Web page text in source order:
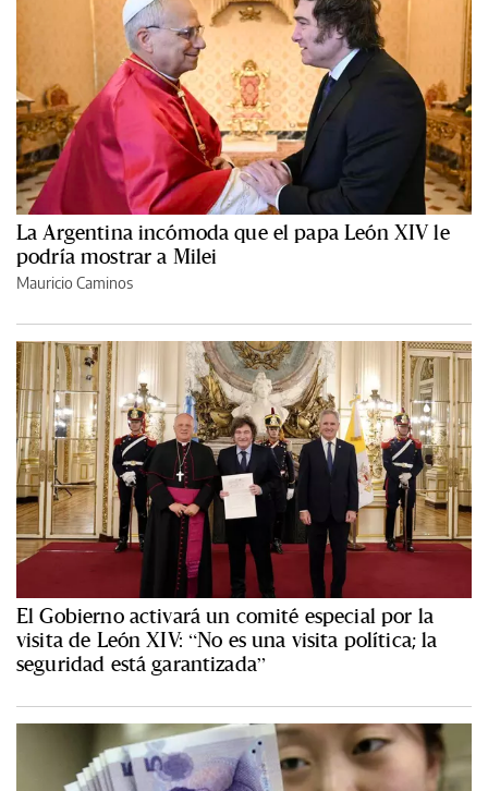
La Argentina incómoda que el papa León XIV le
podría mostrar a Milei
Mauricio Caminos
El Gobierno activará un comité especial por la
visita de León XIV: “No es una visita política; la
seguridad está garantizada”